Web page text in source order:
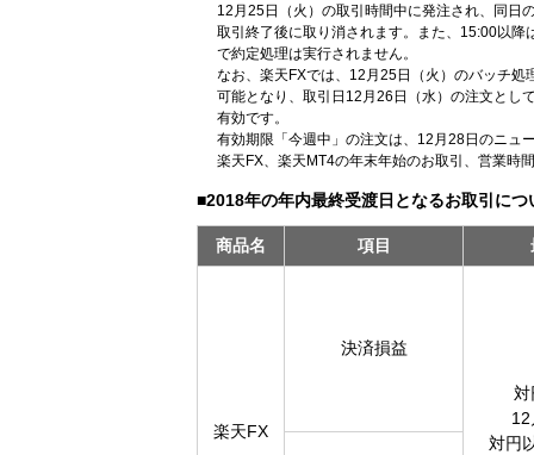
12月25日（火）の取引時間中に発注され、同日
取引終了後に取り消されます。また、15:00以
で約定処理は実行されません。
なお、楽天FXでは、12月25日（火）のバッチ処
可能となり、取引日12月26日（水）の注文とし
有効です。
有効期限「今週中」の注文は、12月28日のニュ
楽天FX、楽天MT4の年末年始のお取引、営業時
■2018年の年内最終受渡日となるお取引につ
商品名 項目
楽天FX
決済損益
対
対円